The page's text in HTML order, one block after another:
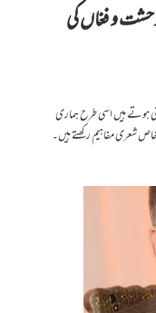
و فغاں کی
ہوتے ہیں اسی طرح ہماری
شعری مفاہیم رکھتے ہیں۔